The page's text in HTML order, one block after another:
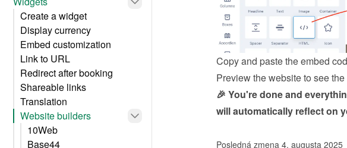
Create a widget
Display currency
Embed customization
Link to URL
Redirect after booking
Shareable links
Translation
Website builders
10Web
Base44
Copy and paste the embed
Preview the website to see
🎉 You're done and
will automatically reflect on
Posledná zmena 4. augusta 2025